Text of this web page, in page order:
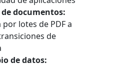
documentos:
lotes de PDF a
de
de datos: